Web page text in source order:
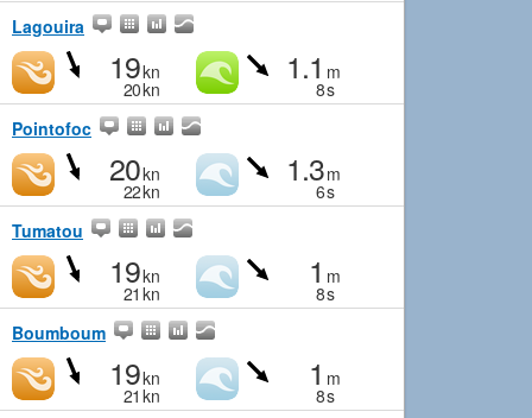
Lagouira
19kn
20kn
1.1 m
8s
Pointofoc
20kn
22kn
1.3m
6s
Tumatou
19kn
21 kn
1 m
8s
Boumboum
19kn
21 kn
1 m
8s